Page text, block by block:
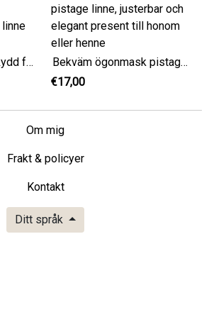
Vinröd linne Ögonskydd för resor, Justerbar sovande ögonmask, linne på båda sidor
Bekväm ögonmask pistage linne, justerbar och elegant present till honom eller henne
€17,00
Om mig
Frakt & policyer
Kontakt
Ditt språk